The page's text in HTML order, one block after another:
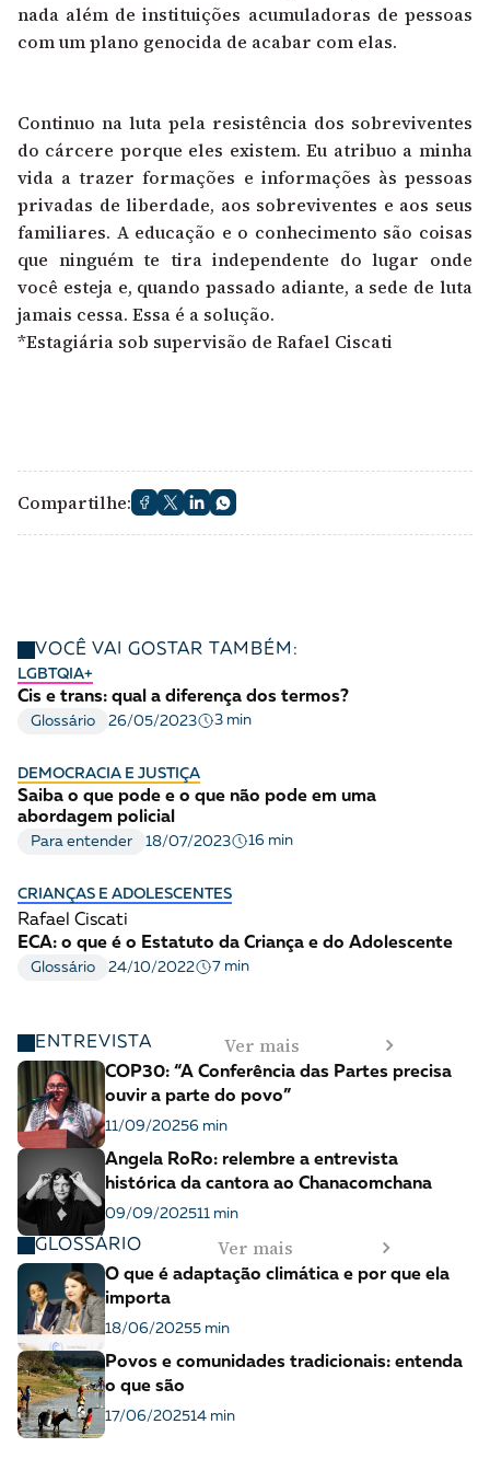
nada além de instituições acumuladoras de pessoas
com um plano genocida de acabar com elas.
Continuo na luta pela resistência dos sobreviventes
do cárcere porque eles existem. Eu atribuo a minha
vida a trazer formações e informações às pessoas
privadas de liberdade, aos sobreviventes e aos seus
familiares. A educação e o conhecimento são coisas
que ninguém te tira independente do lugar onde
você esteja e, quando passado adiante, a sede de luta
jamais cessa. Essa é a solução.
*Estagiária sob supervisão de Rafael Ciscati
Compartilhe:
VOCÊ VAI GOSTAR TAMBÉM:
LGBTQIA+
Cis e trans: qual a diferença dos termos?
Glossário 26/05/2023 3 min
DEMOCRACIA E JUSTIÇA
Saiba o que pode e o que não pode em uma
abordagem policial
Para entender 18/07/2023 16 min
CRIANÇAS E ADOLESCENTES
Rafael Ciscati
ECA: o que é o Estatuto da Criança e do Adolescente
Glossário 24/10/2022 7 min
ENTREVISTA Ver mais
COP30: “A Conferência das Partes precisa
ouvir a parte do povo”
11/09/20256 min
Angela RoRo: relembre a entrevista
histórica da cantora ao Chanacomchana
09/09/202511 min
GLOSSÁRIO Ver mais
O que é adaptação climática e por que ela
importa
18/06/20255 min
Povos e comunidades tradicionais: entenda
o que são
17/06/202514 min